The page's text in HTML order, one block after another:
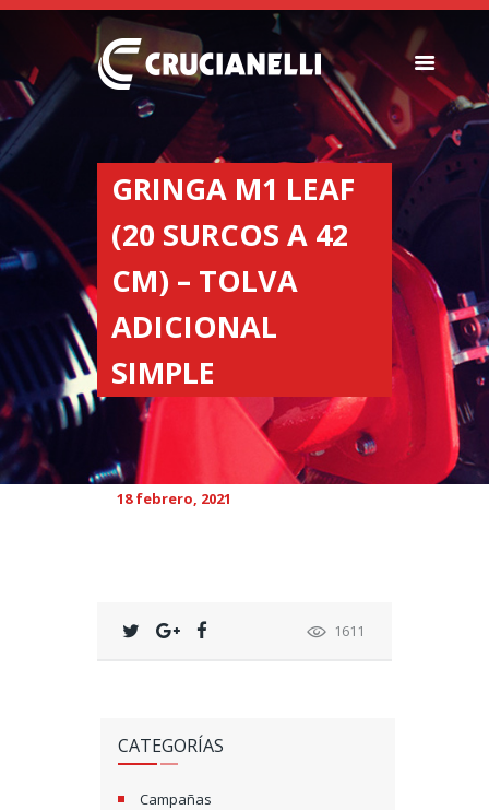
GRINGA M1 LEAF
(20 SURCOS A 42
CM) – TOLVA
ADICIONAL
SIMPLE
SEMBRADORAS
FERTILIZADORAS
INSTITUCIONAL
CONCESIONARIOS
NOVEDADES
RECURSOS
CONTACTO
18 febrero, 2021
1611
CATEGORÍAS
Campañas